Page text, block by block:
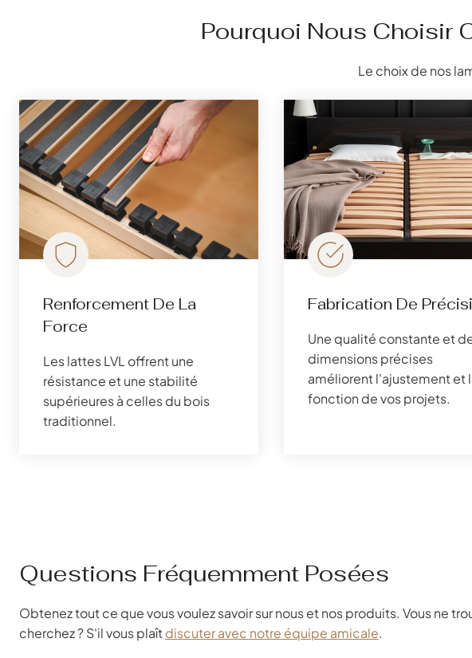
Pourquoi Nous Choisir
Le choix de nos
Renforcement De La
Force
Les lattes LVL offrent une
résistance et une stabilité
supérieures à celles du bois
traditionnel.
Fabrication De
Une qualité constante et
dimensions précises
améliorent l'ajustement et
fonction de vos projets.
Questions Fréquemment Posées
Obtenez tout ce que vous voulez savoir sur nous et nos produits. Vous ne
cherchez ? S'il vous plaîtdiscuter avec notre équipe amicale.